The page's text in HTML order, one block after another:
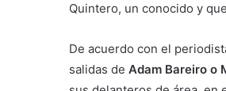
Quintero, un conocido y
De acuerdo con el
salidas de Adam Bareiro o